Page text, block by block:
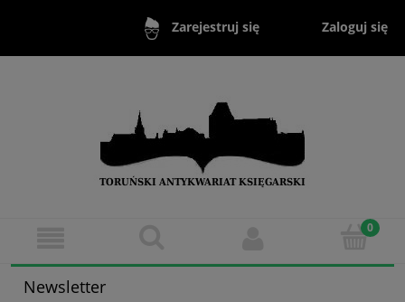
Zarejestruj się Zaloguj się
Newsletter